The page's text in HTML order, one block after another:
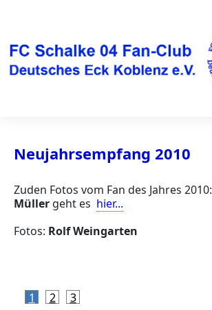
Neujahrsempfang 2010
Zuden Fotos vom Fan des Jahres 2010:
Müller geht es hier...
Fotos: Rolf Weingarten
1 2 3